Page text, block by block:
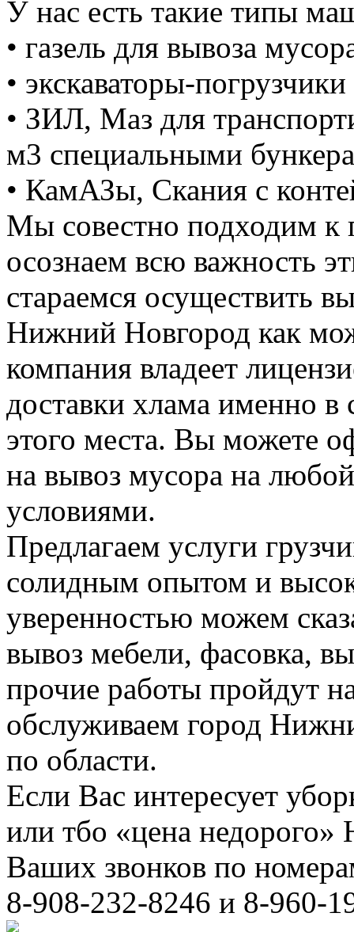
У нас есть такие типы
• газель для вывоза
• экскаваторы-
• ЗИЛ, Маз для
м3 специальными
• КамАЗы, Скания с
Мы совестно подходим к
осознаем всю важность
стараемся осуществить
Нижний Новгород как
компания владеет
доставки хлама именно в
этого места. Вы можете
на вывоз мусора на
условиями.
Предлагаем услуги
солидным опытом и
уверенностью можем
вывоз мебели, фасовка,
прочие работы пройдут
обслуживаем город
по области.
Если Вас интересует
или тбо «цена
Ваших звонков по
8-908-232-8246 и 8-960-